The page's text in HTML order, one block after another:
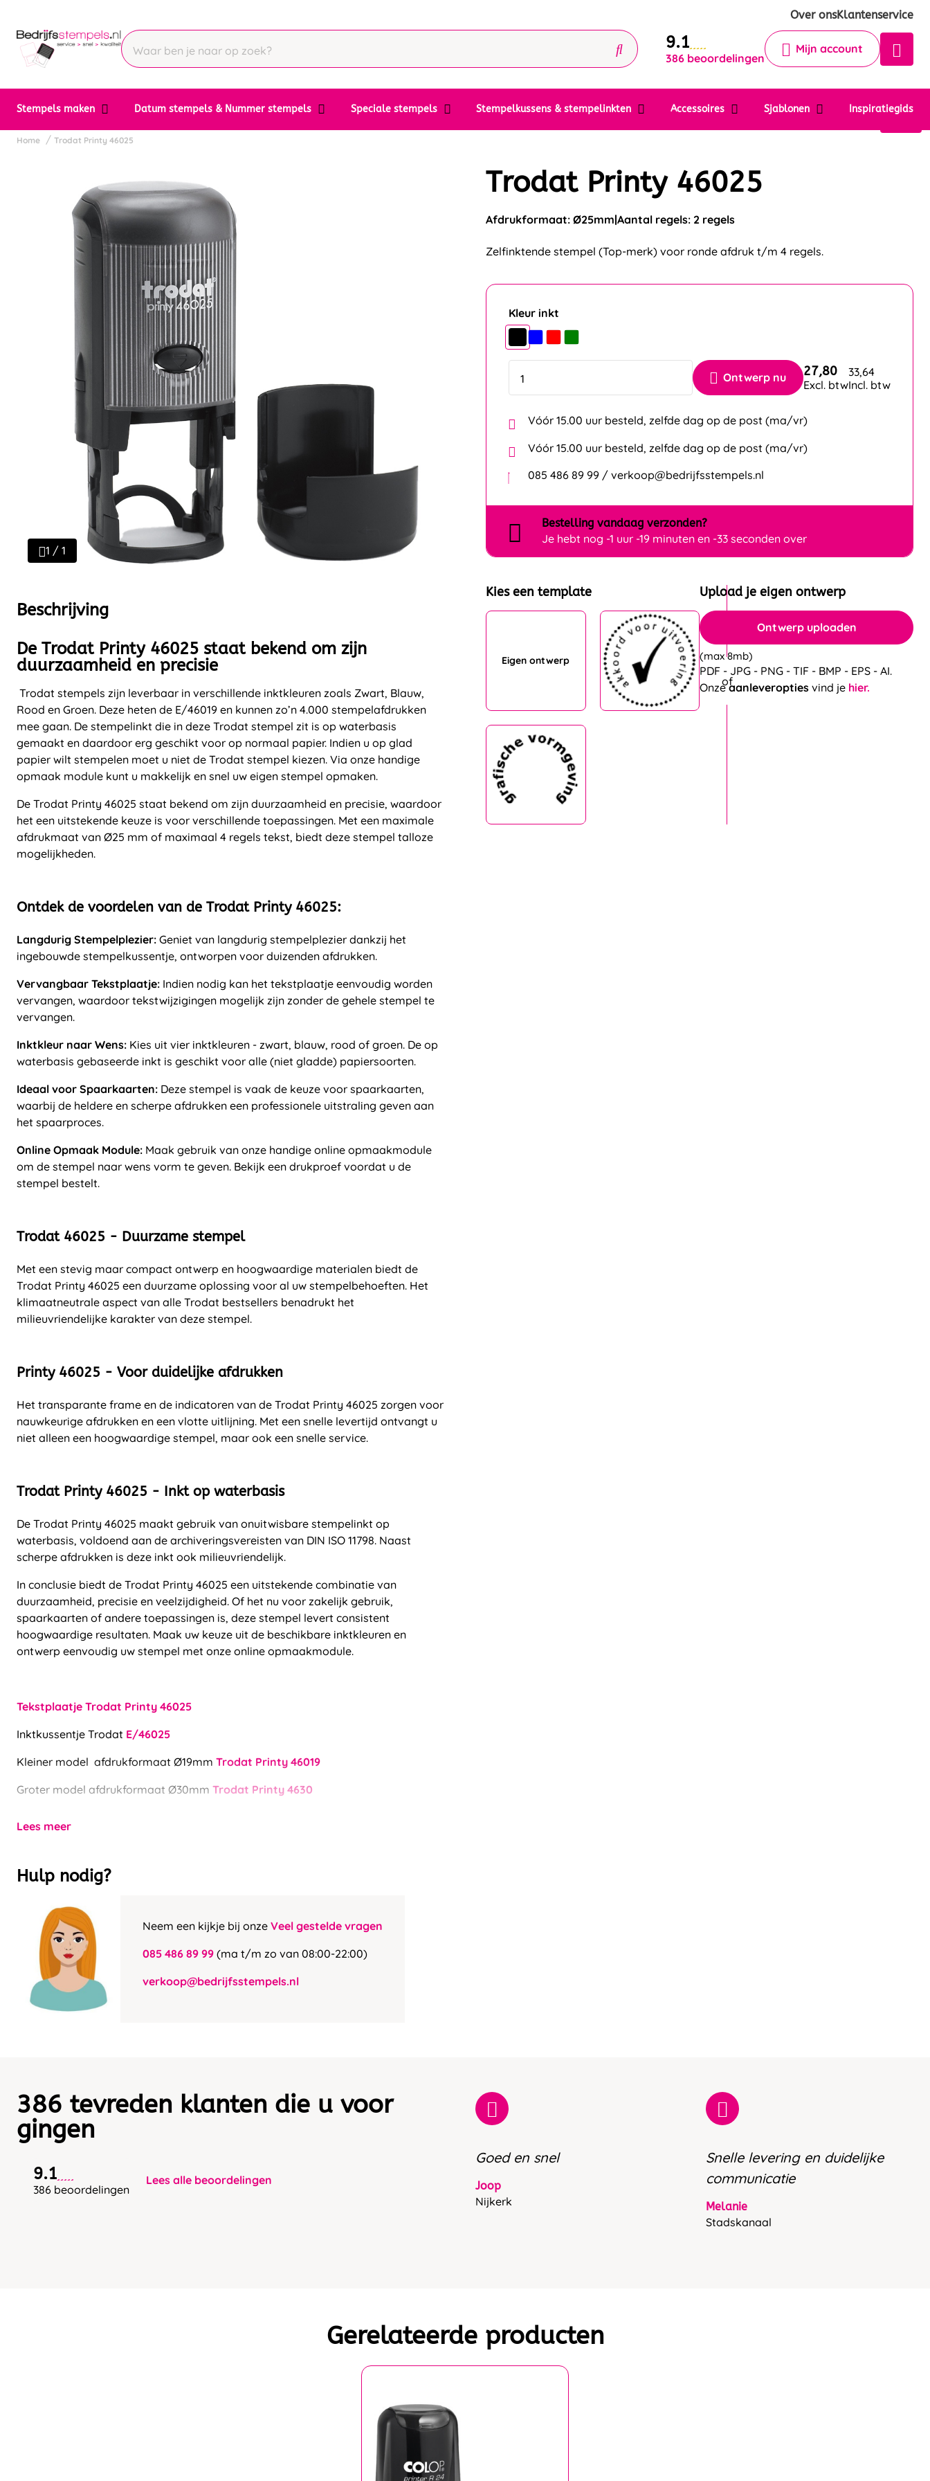
Over onsKlantenservice
9.1
386 beoordelingen
Mijn account
Stempels maken Datum stempels & Nummer stempels Speciale stempels Stempelkussens & stempelinkten Accessoires Sjablonen Inspiratiegids
Krijg een antwoord op uw vraag
Chat 24/7 met onze chatbot voor
Contact
Home Trodat Printy 46025
1 / 1
Beschrijving
De Trodat Printy 46025 staat bekend om zijn
duurzaamheid en precisie
Trodat stempels zijn leverbaar in verschillende inktkleuren zoals Zwart, Blauw,
Rood en Groen. Deze heten de E/46019 en kunnen zo’n 4.000 stempelafdrukken
mee gaan. De stempelinkt die in deze Trodat stempel zit is op waterbasis
gemaakt en daardoor erg geschikt voor op normaal papier. Indien u op glad
papier wilt stempelen moet u niet de Trodat stempel kiezen. Via onze handige
opmaak module kunt u makkelijk en snel uw eigen stempel opmaken.
De Trodat Printy 46025 staat bekend om zijn duurzaamheid en precisie, waardoor
het een uitstekende keuze is voor verschillende toepassingen. Met een maximale
afdrukmaat van Ø25 mm of maximaal 4 regels tekst, biedt deze stempel talloze
mogelijkheden.
Ontdek de voordelen van de Trodat Printy 46025:
Langdurig Stempelplezier: Geniet van langdurig stempelplezier dankzij het
ingebouwde stempelkussentje, ontworpen voor duizenden afdrukken.
Vervangbaar Tekstplaatje: Indien nodig kan het tekstplaatje eenvoudig worden
vervangen, waardoor tekstwijzigingen mogelijk zijn zonder de gehele stempel te
vervangen.
Inktkleur naar Wens: Kies uit vier inktkleuren - zwart, blauw, rood of groen. De op
waterbasis gebaseerde inkt is geschikt voor alle (niet gladde) papiersoorten.
Ideaal voor Spaarkaarten: Deze stempel is vaak de keuze voor spaarkaarten,
waarbij de heldere en scherpe afdrukken een professionele uitstraling geven aan
het spaarproces.
Online Opmaak Module: Maak gebruik van onze handige online opmaakmodule
om de stempel naar wens vorm te geven. Bekijk een drukproef voordat u de
stempel bestelt.
Trodat 46025 - Duurzame stempel
Met een stevig maar compact ontwerp en hoogwaardige materialen biedt de
Trodat Printy 46025 een duurzame oplossing voor al uw stempelbehoeften. Het
klimaatneutrale aspect van alle Trodat bestsellers benadrukt het
milieuvriendelijke karakter van deze stempel.
Printy 46025 - Voor duidelijke afdrukken
Het transparante frame en de indicatoren van de Trodat Printy 46025 zorgen voor
nauwkeurige afdrukken en een vlotte uitlijning. Met een snelle levertijd ontvangt u
niet alleen een hoogwaardige stempel, maar ook een snelle service.
Trodat Printy 46025 - Inkt op waterbasis
De Trodat Printy 46025 maakt gebruik van onuitwisbare stempelinkt op
waterbasis, voldoend aan de archiveringsvereisten van DIN ISO 11798. Naast
scherpe afdrukken is deze inkt ook milieuvriendelijk.
In conclusie biedt de Trodat Printy 46025 een uitstekende combinatie van
duurzaamheid, precisie en veelzijdigheid. Of het nu voor zakelijk gebruik,
spaarkaarten of andere toepassingen is, deze stempel levert consistent
hoogwaardige resultaten. Maak uw keuze uit de beschikbare inktkleuren en
ontwerp eenvoudig uw stempel met onze online opmaakmodule.
Tekstplaatje Trodat Printy 46025
Inktkussentje Trodat E/46025
Kleiner model afdrukformaat Ø19mm Trodat Printy 46019
Groter model afdrukformaat Ø30mm Trodat Printy 4630
Lees meer
Hulp nodig?
Neem een kijkje bij onze Veel gestelde vragen
085 486 89 99 (ma t/m zo van 08:00-22:00)
verkoop@bedrijfsstempels.nl
Trodat Printy 46025
Afdrukformaat: Ø25mm Aantal regels: 2 regels
Zelfinktende stempel (Top-merk) voor ronde afdruk t/m 4 regels.
Kleur inkt
Ontwerp nu 27,80
Excl. btw
33,64
Incl. btw
Vóór 15.00 uur besteld, zelfde dag op de post (ma/vr)
Vóór 15.00 uur besteld, zelfde dag op de post (ma/vr)
085 486 89 99 / verkoop@bedrijfsstempels.nl
Bestelling vandaag verzonden?
Je hebt nog -1 uur -19 minuten en -34 seconden over
Kies een template
Eigen ontwerp
Upload je eigen ontwerp
Ontwerp uploaden
(max 8mb)
PDF - JPG - PNG - TIF - BMP - EPS - AI.
Onzeaanleveropties vind je hier.
386 tevreden klanten die u voor
gingen
9.1
386 beoordelingen
Lees alle beoordelingen
Goed en snel
Joop
Nijkerk
Snelle levering en duidelijke
communicatie
Melanie
Stadskanaal
Gerelateerde producten